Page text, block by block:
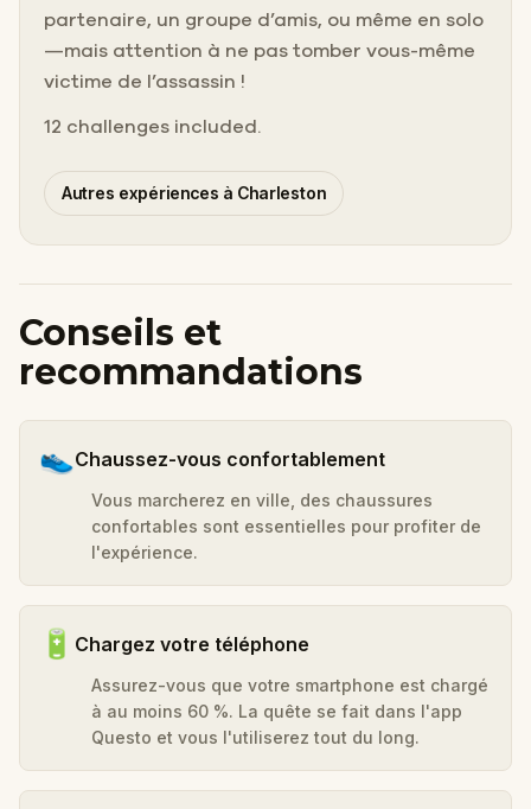
partenaire, un groupe d’amis, ou même en solo
—mais attention à ne pas tomber vous-même
victime de l’assassin !
12 challenges included.
Autres expériences à Charleston
Conseils et
recommandations
👟Chaussez-vous confortablement
Vous marcherez en ville, des chaussures
confortables sont essentielles pour profiter de
l'expérience.
🔋 Chargez votre téléphone
Assurez-vous que votre smartphone est chargé
à au moins 60 %. La quête se fait dans l'app
Questo et vous l'utiliserez tout du long.